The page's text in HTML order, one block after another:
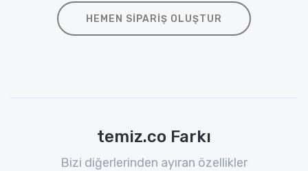
HEMEN SIPARIŞ OLUŞTUR
temiz.co Farkı
Bizi diğerlerinden ayıran özellikler